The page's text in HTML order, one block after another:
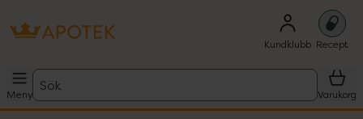
Kundklubb Recept
Meny
Sök
Varukorg